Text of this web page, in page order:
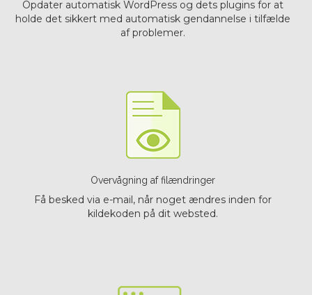
Opdater automatisk WordPress og dets plugins for at
holde det sikkert med automatisk gendannelse i tilfælde
af problemer.
Overvågning af filændringer
Få besked via e-mail, når noget ændres inden for
kildekoden på dit websted.